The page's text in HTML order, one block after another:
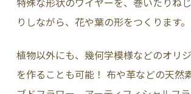
りしながら、花や葉の形をつくります。
植物以外にも、幾何学模様などのオリ
を作ることも可能！ 布や革などの天然